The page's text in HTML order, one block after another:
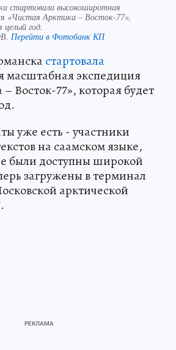
стартовала высокоширотная
«Чистая Арктика – Восток-77»,
целый год.
Перейти в Фотобанк КП
стартовала
масштабная экспедиция
Восток-77», которая будет
уже есть - участники
на саамском языке,
были доступны широкой
загружены в терминал
арктической